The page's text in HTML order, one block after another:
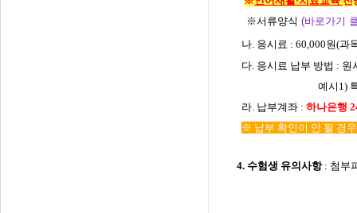
※서류양식 (바로가기
나. 응시료 : 60,000원(과
다. 응시료 납부 방법 : 원
예시 1)
라. 납부계좌 : 하나은행
※ 납부 확인이 안 될 경우
4. 수험생 유의사항 ​: 첨부